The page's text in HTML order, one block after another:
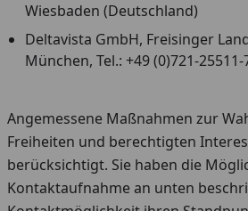
Wiesbaden (Deutschland)
Deltavista GmbH, Freisinger
München, Tel.: +49 (0)721-25511-
Angemessene Maßnahmen zur
Freiheiten und berechtigten
berücksichtigt. Sie haben die
Kontaktaufnahme an unten